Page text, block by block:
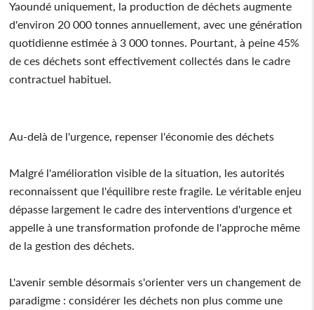
Yaoundé uniquement, la production de déchets augmente
d'environ 20 000 tonnes annuellement, avec une génération
quotidienne estimée à 3 000 tonnes. Pourtant, à peine 45%
de ces déchets sont effectivement collectés dans le cadre
contractuel habituel.
Au-delà de l'urgence, repenser l'économie des déchets
Malgré l'amélioration visible de la situation, les autorités
reconnaissent que l'équilibre reste fragile. Le véritable enjeu
dépasse largement le cadre des interventions d'urgence et
appelle à une transformation profonde de l'approche même
de la gestion des déchets.
L'avenir semble désormais s'orienter vers un changement de
paradigme : considérer les déchets non plus comme une